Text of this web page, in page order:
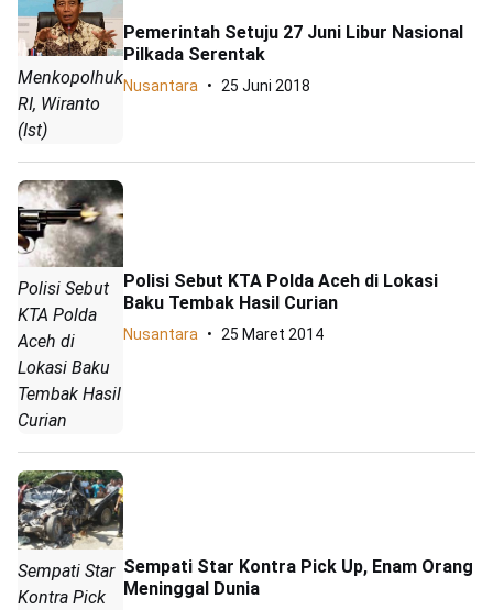
Menkopolhukam
RI, Wiranto
(Ist)
Pemerintah Setuju 27 Juni Libur Nasional
Pilkada Serentak
Nusantara 25 Juni 2018
Polisi Sebut
KTA Polda
Aceh di
Lokasi Baku
Tembak Hasil
Curian
Polisi Sebut KTA Polda Aceh di Lokasi
Baku Tembak Hasil Curian
Nusantara 25 Maret 2014
Sempati Star
Kontra Pick
Sempati Star Kontra Pick Up, Enam Orang
Meninggal Dunia